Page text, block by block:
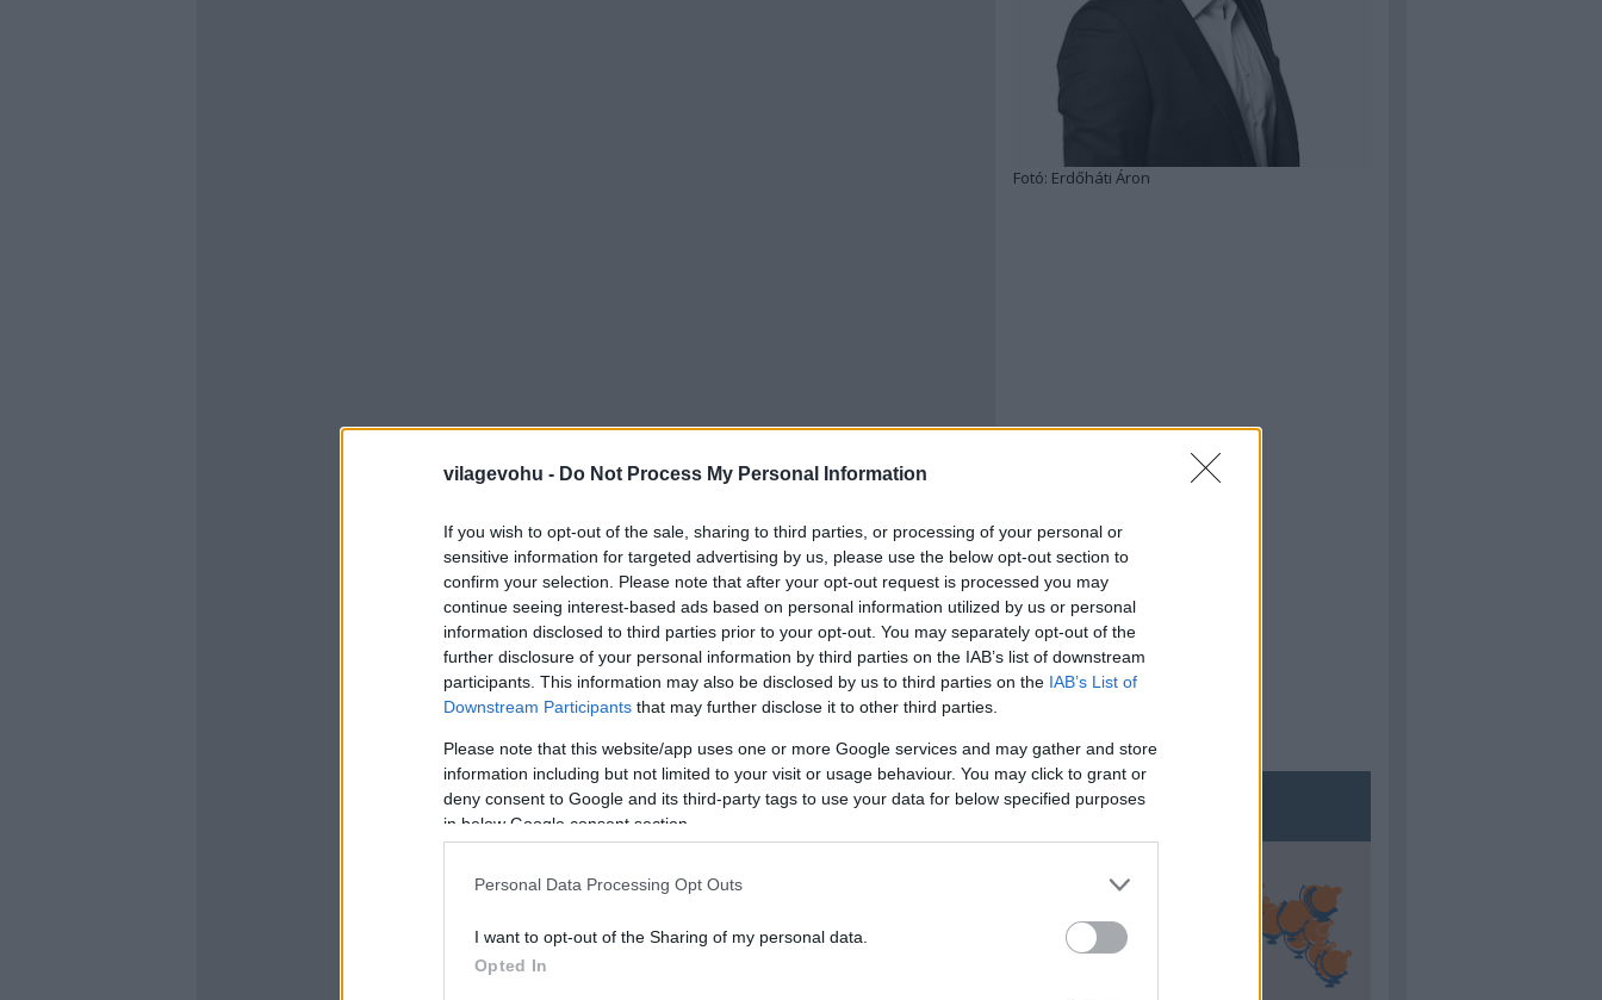
vilagevohu - Do Not Process My Personal Information
If you wish to opt-out of the sale, sharing to third parties, or processing of your personal or
sensitive information for targeted advertising by us, please use the below opt-out section to
confirm your selection. Please note that after your opt-out request is processed you may
continue seeing interest-based ads based on personal information utilized by us or personal
information disclosed to third parties prior to your opt-out. You may separately opt-out of the
further disclosure of your personal information by third parties on the IAB’s list of downstream
participants. This information may also be disclosed by us to third parties on the IAB’s List of
Downstream Participants that may further disclose it to other third parties.
Please note that this website/app uses one or more Google services and may gather and store
information including but not limited to your visit or usage behaviour. You may click to grant or
deny consent to Google and its third-party tags to use your data for below specified purposes
in below Google consent section.
Personal Data Processing Opt Outs
I want to opt-out of the Sharing of my personal data.
Opted In
Fotó: Erdőháti Áron